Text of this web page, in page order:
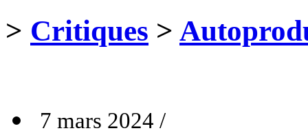
> Critiques >
7 mars 2024 /